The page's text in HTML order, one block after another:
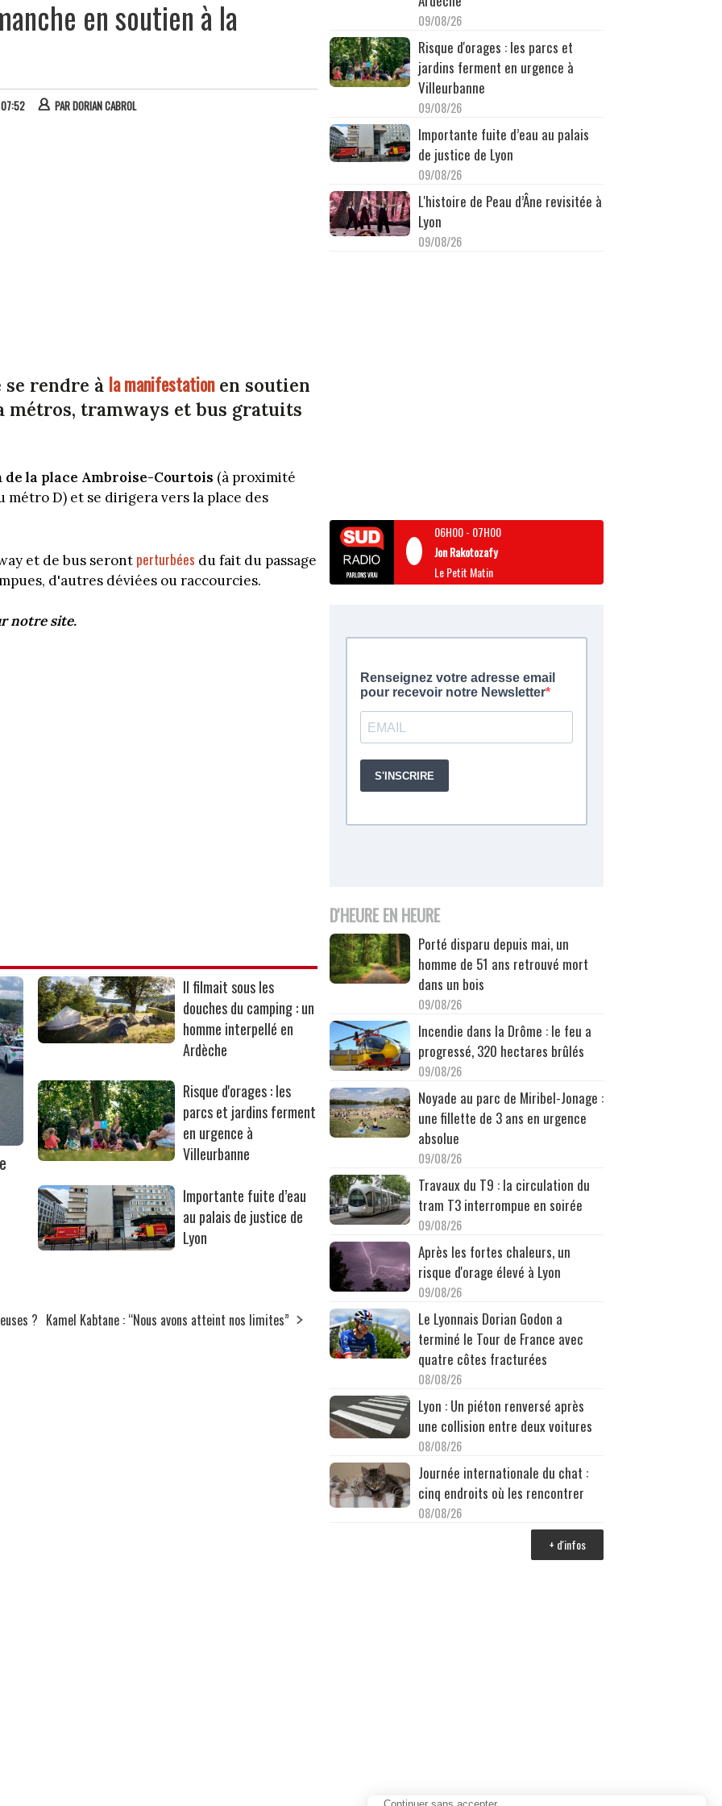
en soutien à la
07:52 PARDORIAN CABROL
rendre à la manifestationen soutien
métros, tramways et bus gratuits
de la place Ambroise-Courtois (à proximité
D) et se dirigera vers la place des
et de bus seront perturbées du fait du passage
d'autres déviées ou raccourcies.
notre site.
Il filmait sous les
douches du camping : un
homme interpellé en
Ardèche
Risque d'orages : les
parcs et jardins ferment
en urgence à
Villeurbanne
Importante fuite d’eau
au palais de justice de
Lyon
? Kamel Kabtane : “Nous avons atteint nos limites”
09/08/26
Risque d'orages : les parcs et
jardins ferment en urgence à
Villeurbanne
09/08/26
Importante fuite d’eau au palais
de justice de Lyon
09/08/26
L'histoire de Peau d’Âne revisitée à
Lyon
09/08/26
06H00- 07H00
Jon Rakotozafy
Le Petit Matin
D'HEURE EN HEURE
Porté disparu depuis mai, un
homme de 51 ans retrouvé mort
dans un bois
09/08/26
Incendie dans la Drôme : le feu a
progressé, 320 hectares brûlés
09/08/26
Noyade au parc de Miribel-Jonage :
une fillette de 3 ans en urgence
absolue
09/08/26
Travaux du T9 : la circulation du
tram T3 interrompue en soirée
09/08/26
Après les fortes chaleurs, un
risque d'orage élevé à Lyon
09/08/26
Le Lyonnais Dorian Godon a
terminé le Tour de France avec
quatre côtes fracturées
08/08/26
Lyon : Un piéton renversé après
une collision entre deux voitures
08/08/26
Journée internationale du chat :
cinq endroits où les rencontrer
08/08/26
+ d'infos